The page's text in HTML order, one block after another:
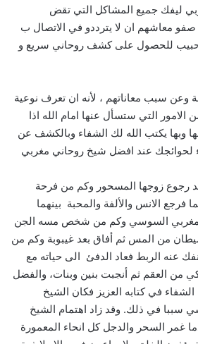
ليفك جميع المشاكل التي تقض
معاشهم ان لا يترددو في الاتصال ب
للحصول على كشف روحاني سريع و
وعن سبب معاناتهم ، لأنه ان تعرف نوعية
التي ستسأل عنها امام الله اذا
وبها يكتب الله لك الشفاء وبالكشف عن
لحوائجك عند افضل شيخ روحاني مغربي
رجوع زوجها المسحور وكم من فرحة
الانس والألفة والمحبة بينهما
السوسي وكم من شخص مسه الجن
من المس ثم أفاق بعد غيبوبة وكم من
عنه الربط فعاد الدفئ الى حياته مع
من العقم ثم أنجبت بنين وبنات، والفضل
في كتابه العزيز فكان الشيخ
سببا في ذلك. وقد زاد اهتمام الشيخ
غمر السحر والدجل كل انحاء المعمورة